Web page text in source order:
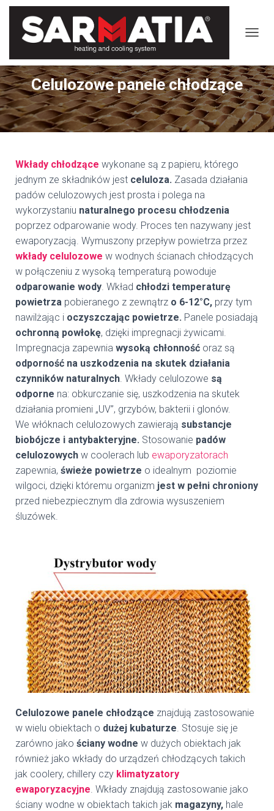
Celulozowe panele chłodzące
Wkłady chłodzące wykonane są z papieru, którego
jednym ze składników jest celuloza. Zasada działania
padów celulozowych jest prosta i polega na
wykorzystaniu naturalnego procesu chłodzenia
poprzez odparowanie wody. Proces ten nazywany jest
ewaporyzacją. Wymuszony przepływ powietrza przez
wkłady celulozowe w wodnych ścianach chłodzących
w połączeniu z wysoką temperaturą powoduje
odparowanie wody. Wkład chłodzi temperaturę
powietrza pobieranego z zewnątrz o 6-12°C, przy tym
nawilżając i oczyszczając powietrze. Panele posiadają
ochronną powłokę, dzięki impregnacji żywicami.
Impregnacja zapewnia wysoką chłonność oraz są
odporność na uszkodzenia na skutek działania
czynników naturalnych. Wkłady celulozowe są
odporne na: obkurczanie się, uszkodzenia na skutek
działania promieni „UV”, grzybów, bakterii i glonów.
We włóknach celulozowych zawierają substancje
biobójcze i antybakteryjne. Stosowanie padów
celulozowych w coolerach lub ewaporyzatorach
zapewnia, świeże powietrze o idealnym poziomie
wilgoci, dzięki któremu organizm jest w pełni chroniony
przed niebezpiecznym dla zdrowia wysuszeniem
śluzówek.
Celulozowe panele chłodzące znajdują zastosowanie
w wielu obiektach o dużej kubaturze . Stosuje się je
zarówno jako ściany wodne w dużych obiektach jak
również jako wkłady do urządzeń chłodzących takich
jak coolery, chillery czy klimatyzatory
ewaporyzacyjne . Wkłady znajdują zastosowanie jako
ściany wodne w obiektach takich jak magazyny, hale